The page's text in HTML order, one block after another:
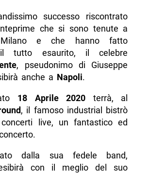
successo riscontrato
che si sono tenute a
e che hanno fatto
il tutto esaurito, il celebre
, pseudonimo di Giuseppe
anche a Napoli.
18 Aprile 2020 terrà, al
, il famoso industrial bistrò
live, un fantastico ed
dalla sua fedele band,
con il meglio del suo